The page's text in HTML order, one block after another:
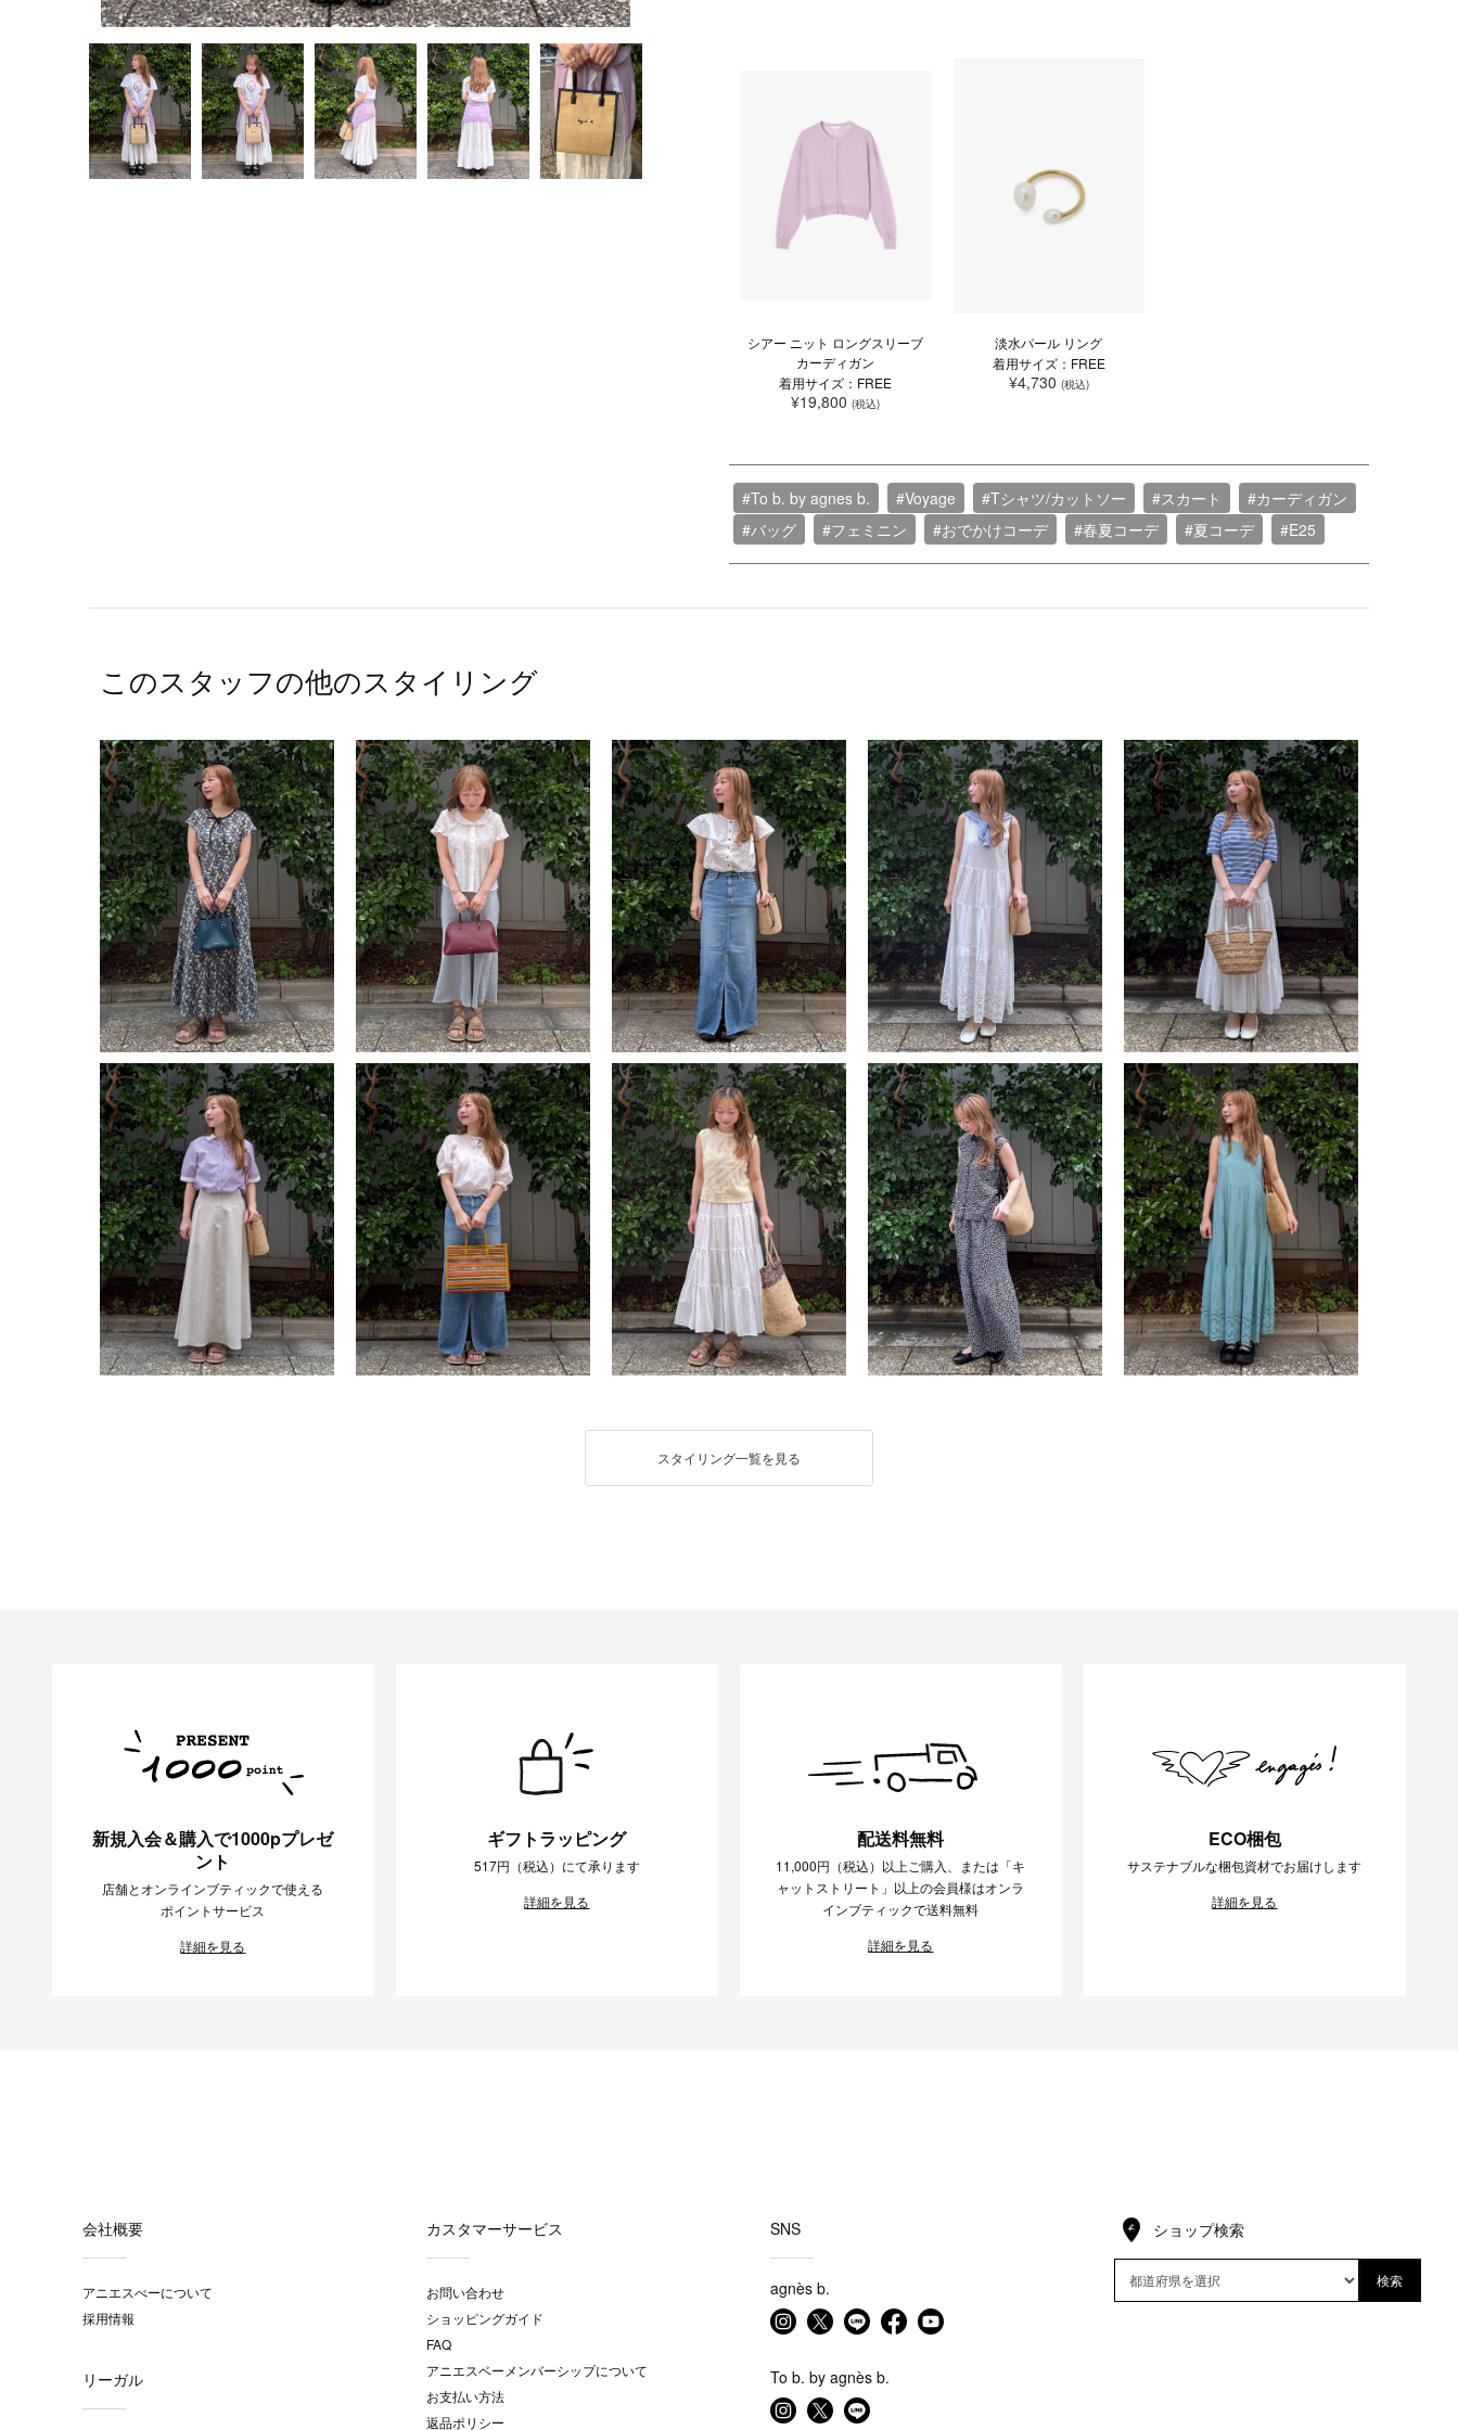
シアー ニット ロングスリーブ
カーディガン
着用サイズ：FREE
¥19,800(税込)
淡水パール リング
着用サイズ：FREE
¥4,730 (税込)
#To b. by agnes b. #Voyage #Tシャツ/カットソー #スカート
#カーディガン
#バッグ
#フェミニン #おでかけコーデ #春夏コーデ #夏コーデ #E25
このスタッフの他のスタイリング
スタイリング一覧を見る
新規入会＆購入で1000pプレゼ
ント
店舗とオンラインブティックで使える
ポイントサービス
詳細を見る
ギフトラッピング
517円（税込）にて承ります
詳細を見る
配送料無料
11,000円（税込）以上ご購入、または「キ
ャットストリート」以上の会員様はオンラ
インブティックで送料無料
詳細を見る
ECO梱包
サステナブルな梱包資材でお届けします
詳細を見る
会社概要
アニエスべーについて
採用情報
リーガル
カスタマーサービス
お問い合わせ
ショッピングガイド
FAQ
アニエスベーメンバーシップについて
お支払い方法
返品ポリシー
SNS
agnès b.
To b. by agnès b.
ショップ検索
検索